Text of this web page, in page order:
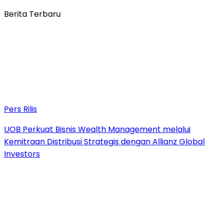
Berita Terbaru
Pers Rilis
UOB Perkuat Bisnis Wealth Management melalui
Kemitraan Distribusi Strategis dengan Allianz Global
Investors